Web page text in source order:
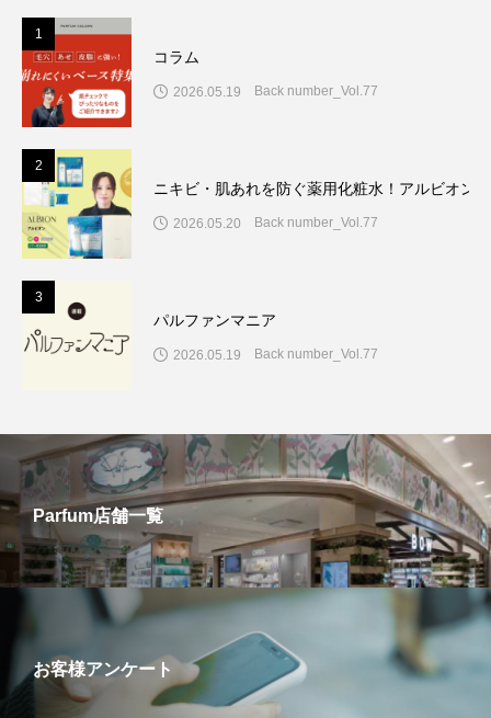
1
コラム
2026.05.19 Back number_Vol.77
2
ニキビ・肌あれを防ぐ薬用化粧水！アルビオン
2026.05.20 Back number_Vol.77
3
パルファンマニア
2026.05.19 Back number_Vol.77
Parfum店舗一覧
お客様アンケート